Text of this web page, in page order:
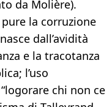
da Molière).
la corruzione
dall’avidità
e la tracotanza
l’uso
chi non ce